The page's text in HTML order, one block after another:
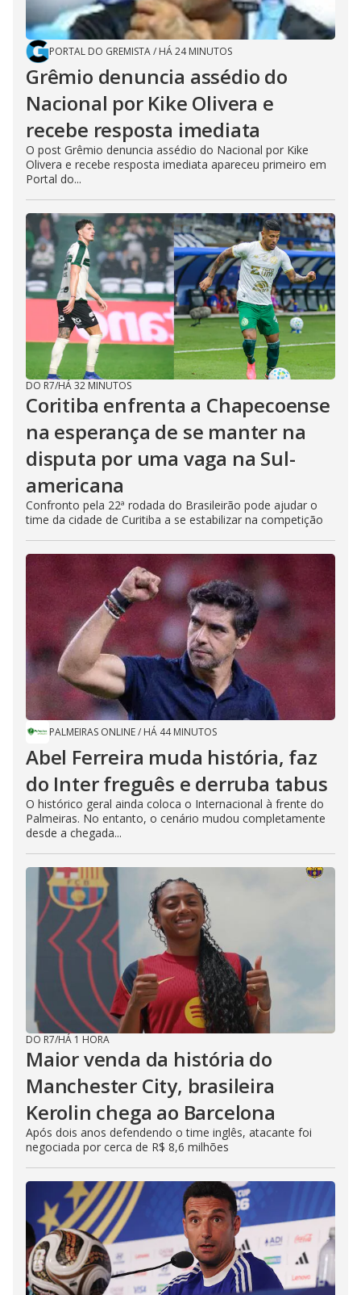
PORTAL DO GREMISTA/ HÁ 24 MINUTOS
Grêmio denuncia assédio do
Nacional por Kike Olivera e
recebe resposta imediata
O post Grêmio denuncia assédio do Nacional por Kike
Olivera e recebe resposta imediata apareceu primeiro em
Portal do...
DO R7/HÁ 32 MINUTOS
Coritiba enfrenta a Chapecoense
na esperança de se manter na
disputa por uma vaga na Sul-
americana
Confronto pela 22ª rodada do Brasileirão pode ajudar o
time da cidade de Curitiba a se estabilizar na competição
PALMEIRAS ONLINE/ HÁ 44 MINUTOS
Abel Ferreira muda história, faz
do Inter freguês e derruba tabus
O histórico geral ainda coloca o Internacional à frente do
Palmeiras. No entanto, o cenário mudou completamente
desde a chegada...
DO R7/HÁ 1 HORA
Maior venda da história do
Manchester City, brasileira
Kerolin chega ao Barcelona
Após dois anos defendendo o time inglês, atacante foi
negociada por cerca de R$ 8,6 milhões